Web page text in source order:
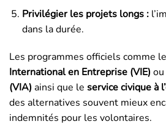
Privilégier les projets longs :
dans la durée.
Les programmes officiels comme le
International en Entreprise (VIE) ou
(VIA) ainsi que le service civique à
des alternatives souvent mieux
indemnités pour les volontaires.